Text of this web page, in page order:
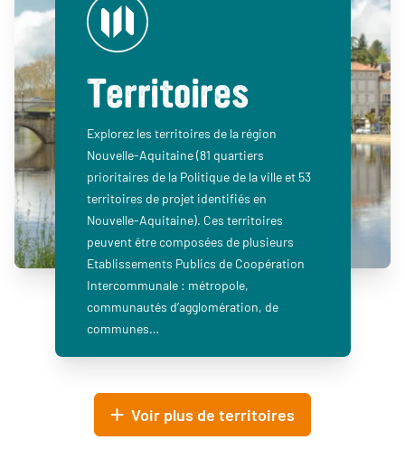
Territoires
Explorez les territoires de la région
Nouvelle-Aquitaine (81 quartiers
prioritaires de la Politique de la ville et 53
territoires de projet identifiés en
Nouvelle-Aquitaine). Ces territoires
peuvent être composées de plusieurs
Etablissements Publics de Coopération
Intercommunale : métropole,
communautés d’agglomération, de
communes…
Voir plus de territoires